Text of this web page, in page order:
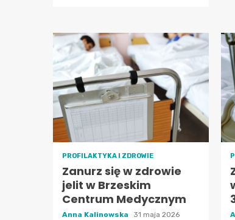
PROFILAKTYKA I ZDROWIE
Zanurz się w zdrowie
jelit w Brzeskim
Centrum Medycznym
Anna Kalinowska
31 maja 2026